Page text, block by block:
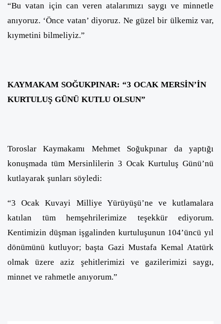
“Bu vatan için can veren atalarımızı saygı ve minnetle
anıyoruz. ‘Önce vatan’ diyoruz. Ne güzel bir ülkemiz var,
kıymetini bilmeliyiz.”
KAYMAKAM SOĞUKPINAR: “3 OCAK MERSİN’İN
KURTULUŞ GÜNÜ KUTLU OLSUN”
Toroslar Kaymakamı Mehmet Soğukpınar da yaptığı
konuşmada tüm Mersinlilerin 3 Ocak Kurtuluş Günü’nü
kutlayarak şunları söyledi:
“3 Ocak Kuvayi Milliye Yürüyüşü’ne ve kutlamalara
katılan tüm hemşehrilerimize teşekkür ediyorum.
Kentimizin düşman işgalinden kurtuluşunun 104’üncü yıl
dönümünü kutluyor; başta Gazi Mustafa Kemal Atatürk
olmak üzere aziz şehitlerimizi ve gazilerimizi saygı,
minnet ve rahmetle anıyorum.”